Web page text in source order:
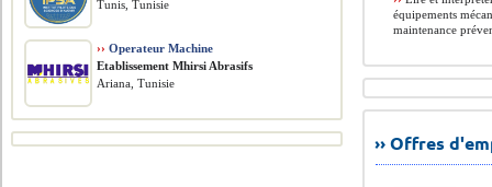
équipements
maintenance
›› Offres
Tunis, Tunisie
›› Operateur Machine
Etablissement Mhirsi Abrasifs
Ariana, Tunisie